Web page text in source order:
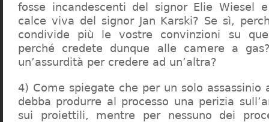
fosse incandescenti del signor Elie Wiesel
calce viva del signor Jan Karski? Se sì,
condivide più le vostre convinzioni su
perché credete dunque alle camere a
un’assurdità per credere ad un’altra?
4) Come spiegate che per un solo assassinio
debba produrre al processo una perizia
sui proiettili, mentre per nessuno dei